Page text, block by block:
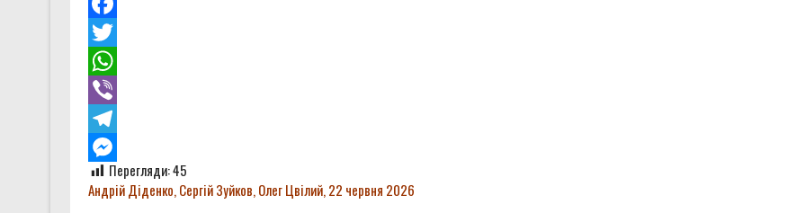
Правозахисники представили в ОБСЄ докази депортації людей із місць несвободи на
Facebook
Twitter
WhatsApp
Viber
Telegram
Messenger
Перегляди:45
Андрій Діденко, Сергій Зуйков, Олег Цвілий,22 червня 2026